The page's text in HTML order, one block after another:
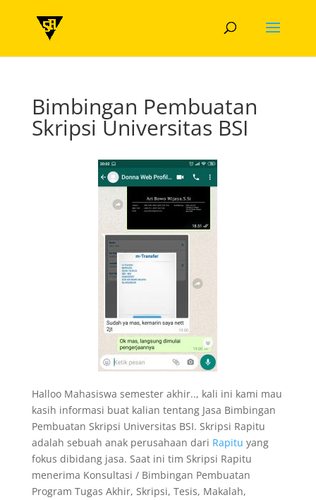
Bimbingan Pembuatan
Skripsi Universitas BSI
Halloo Mahasiswa semester akhir.., kali ini kami mau
kasih informasi buat kalian tentang Jasa Bimbingan
Pembuatan Skripsi Universitas BSI. Skripsi Rapitu
adalah sebuah anak perusahaan dari Rapitu yang
fokus dibidang jasa. Saat ini tim Skripsi Rapitu
menerima Konsultasi / Bimbingan Pembuatan
Program Tugas Akhir, Skripsi, Tesis, Makalah,